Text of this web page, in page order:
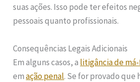
suas ações. Isso pode ter efeitos
pessoais quanto profissionais.
Consequências Legais Adicionais
Em alguns casos, a litigância de
emação penal. Se for provado que